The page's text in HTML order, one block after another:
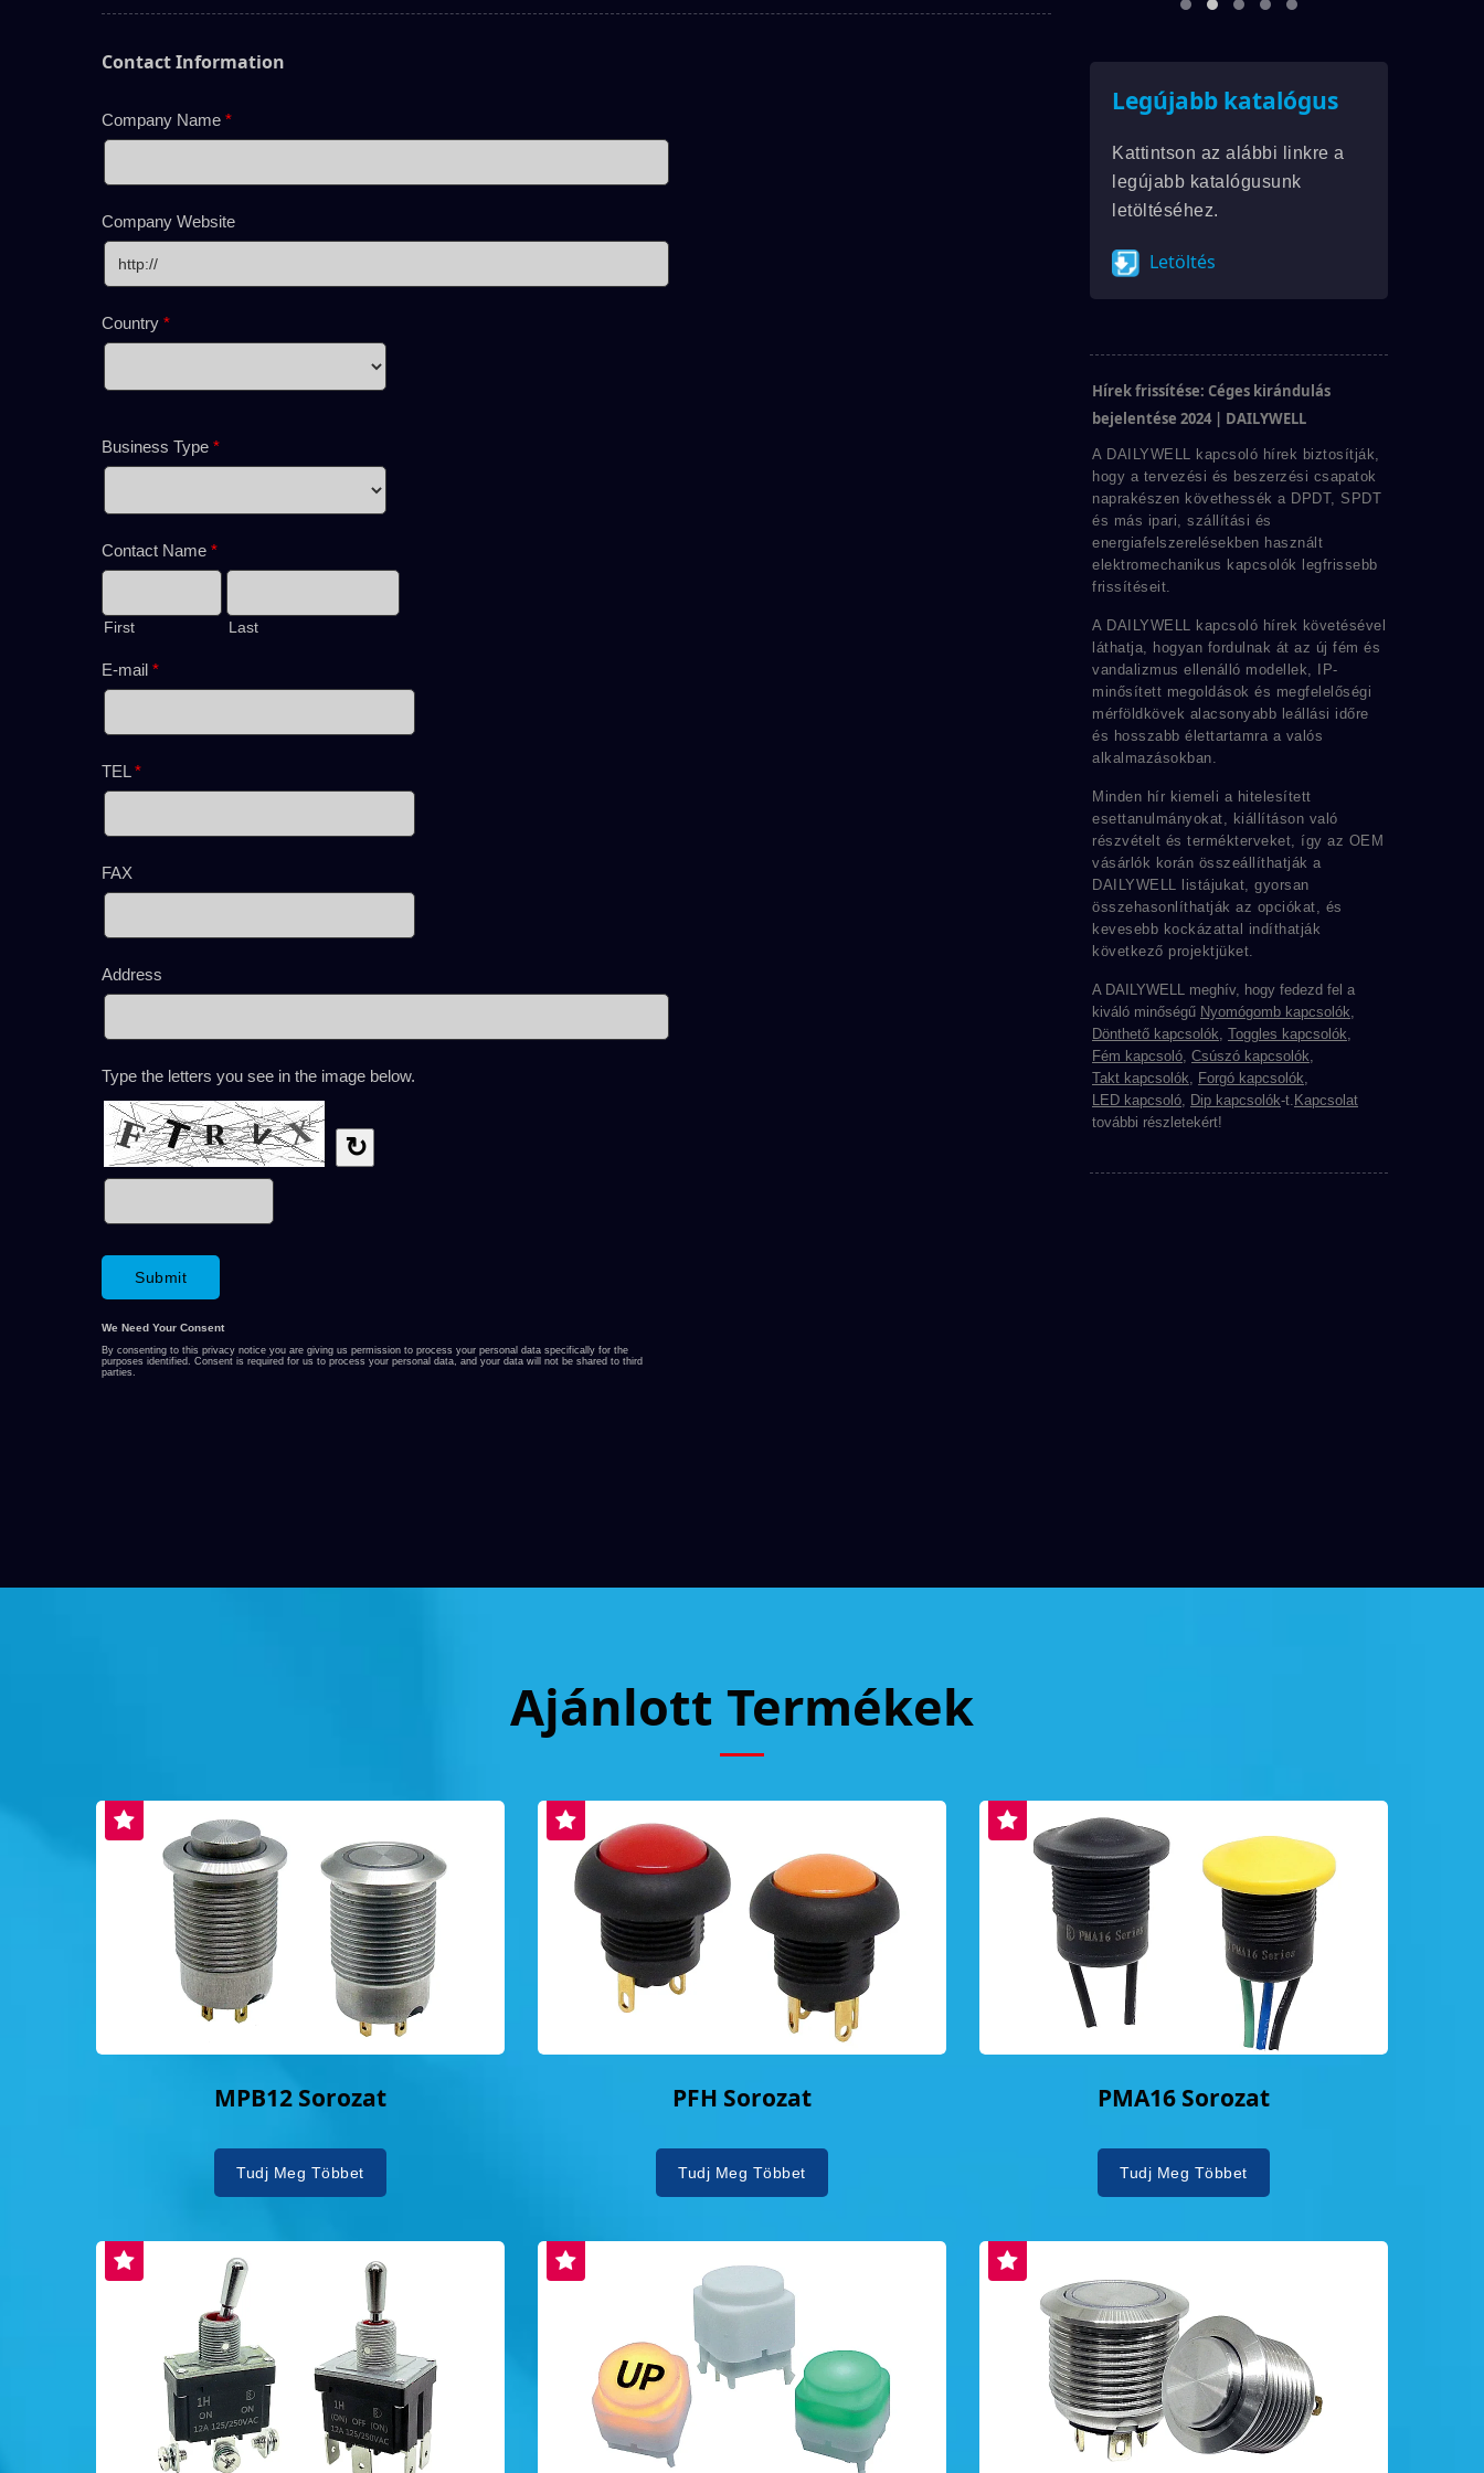
Legújabb katalógus
Kattintson az alábbi linkre a
legújabb katalógusunk
letöltéséhez.
Letöltés
Hírek frissítése: Céges kirándulás
bejelentése 2024 | DAILYWELL
A DAILYWELL kapcsoló hírek biztosítják,
hogy a tervezési és beszerzési csapatok
naprakészen követhessék a DPDT, SPDT
és más ipari, szállítási és
energiafelszerelésekben használt
elektromechanikus kapcsolók legfrissebb
frissítéseit.
A DAILYWELL kapcsoló hírek követésével
láthatja, hogyan fordulnak át az új fém és
vandalizmus ellenálló modellek, IP-
minősített megoldások és megfelelőségi
mérföldkövek alacsonyabb leállási időre
és hosszabb élettartamra a valós
alkalmazásokban.
Minden hír kiemeli a hitelesített
esettanulmányokat, kiállításon való
részvételt és termékterveket, így az OEM
vásárlók korán összeállíthatják a
DAILYWELL listájukat, gyorsan
összehasonlíthatják az opciókat, és
kevesebb kockázattal indíthatják
következő projektjüket.
A DAILYWELL meghív, hogy fedezd fel a
kiváló minőségű Nyomógomb kapcsolók,
Dönthető kapcsolók, Toggles kapcsolók,
Fém kapcsoló, Csúszó kapcsolók,
Takt kapcsolók, Forgó kapcsolók,
LED kapcsoló, Dip kapcsolók-t. Kapcsolat
további részletekért!
Ajánlott Termékek
MPB12 Sorozat
Tudj Meg Többet
PFH Sorozat
Tudj Meg Többet
PMA16 Sorozat
Tudj Meg Többet